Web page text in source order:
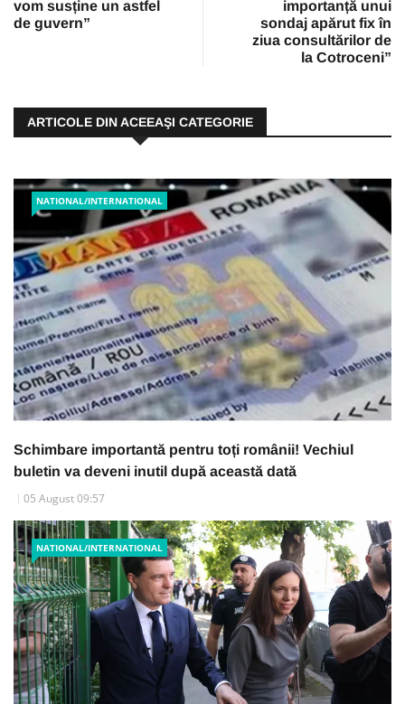
vom susține un astfel
de guvern”
importanță unui
sondaj apărut fix în
ziua consultărilor de
la Cotroceni”
ARTICOLE DIN ACEEAŞI CATEGORIE
NATIONAL/INTERNATIONAL
Schimbare importantă pentru toți românii! Vechiul
buletin va deveni inutil după această dată
05 August 09:57
NATIONAL/INTERNATIONAL